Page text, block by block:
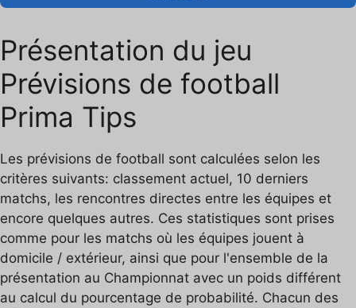
Présentation du jeu
Prévisions de football
Prima Tips
Les prévisions de football sont calculées selon les
critères suivants: classement actuel, 10 derniers
matchs, les rencontres directes entre les équipes et
encore quelques autres. Ces statistiques sont prises
comme pour les matchs où les équipes jouent à
domicile / extérieur, ainsi que pour l'ensemble de la
présentation au Championnat avec un poids différent
au calcul du pourcentage de probabilité. Chacun des